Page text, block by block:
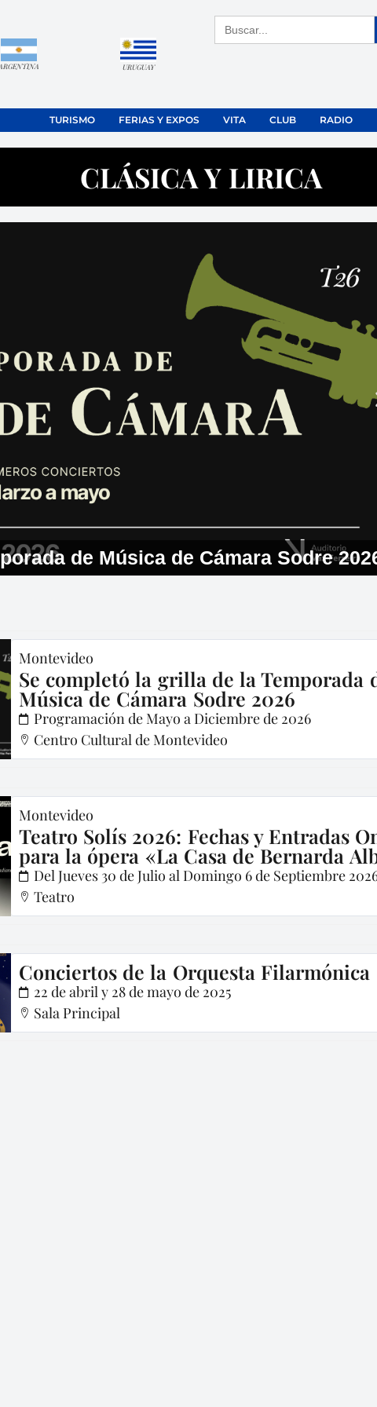
URUGUAY
Buscar:
TURISMO FERIAS Y EXPOS VITA CLUB RADIO
CLÁSICA Y LIRICA
de Música de Cámara Sodre
Montevideo
Se completó la grilla de la Temporada
Música de Cámara Sodre 2026
Programación de Mayo a Diciembre de 2026
Centro Cultural de Montevideo
Montevideo
Teatro Solís 2026: Fechas y Entradas
para la ópera «La Casa de Bernarda
Del Jueves 30 de Julio al Domingo 6 de Septiembre
Teatro
Conciertos de la Orquesta Filarmónica
22 de abril y 28 de mayo de 2025
Sala Principal